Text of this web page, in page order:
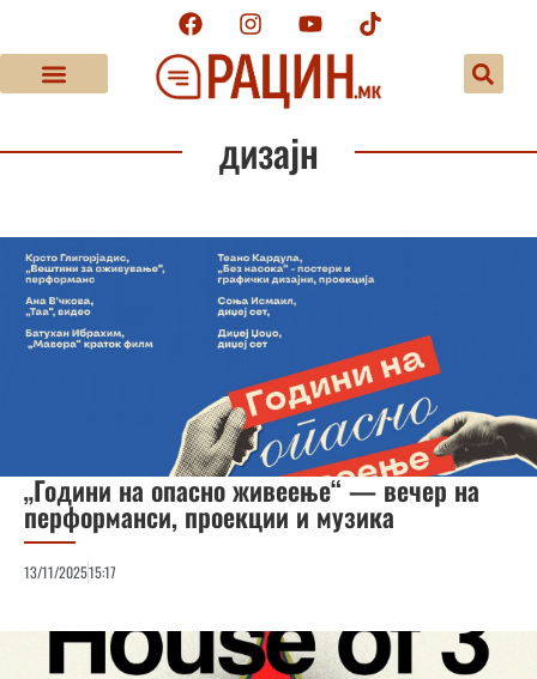
дизајн
„Години на опасно живеење“ — вечер на
перформанси, проекции и музика
13/11/202515:17